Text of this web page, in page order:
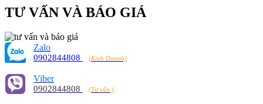
TƯ VẤN VÀ BÁO GIÁ
Zalo
0902844808 (Kinh Doanh)
Viber
0902844808 (Tư vấn )